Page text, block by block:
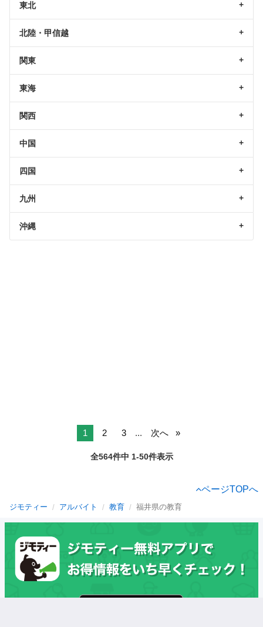
東北
北陸・甲信越
関東
東海
関西
中国
四国
九州
沖縄
1 2 3 ... 次へ
全564件中 1-50件表示
ページTOPへ
ジモティー アルバイト 教育 福井県の教育